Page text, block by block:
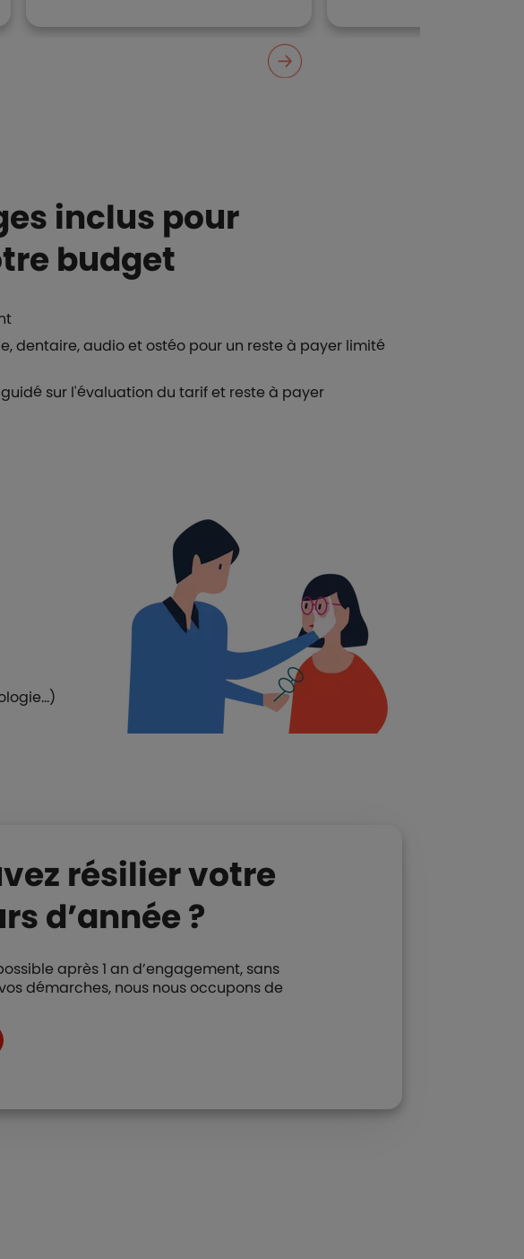
inclus pour
budget
dentaire, audio et ostéo pour un reste à payer limité
sur l'évaluation du tarif et reste à payer
résilier votre
d’année ?
après 1 an d’engagement, sans
démarches, nous nous occupons de